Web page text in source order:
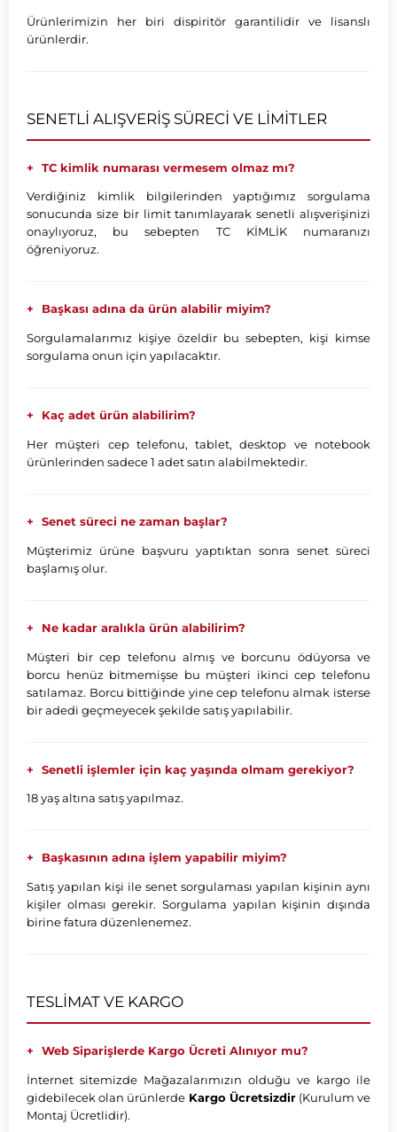
Ürünlerimizin her biri dispiritör garantilidir ve lisanslı
ürünlerdir.
SENETLİ ALIŞVERİŞ SÜRECİ VE LİMİTLER
TC kimlik numarası vermesem olmaz mı?
Verdiğiniz kimlik bilgilerinden yaptığımız sorgulama
sonucunda size bir limit tanımlayarak senetli alışverişinizi
onaylıyoruz, bu sebepten TC KİMLİK numaranızı
öğreniyoruz.
Başkası adına da ürün alabilir miyim?
Sorgulamalarımız kişiye özeldir bu sebepten, kişi kimse
sorgulama onun için yapılacaktır.
Kaç adet ürün alabilirim?
Her müşteri cep telefonu, tablet, desktop ve notebook
ürünlerinden sadece 1 adet satın alabilmektedir.
Senet süreci ne zaman başlar?
Müşterimiz ürüne başvuru yaptıktan sonra senet süreci
başlamış olur.
Ne kadar aralıkla ürün alabilirim?
Müşteri bir cep telefonu almış ve borcunu ödüyorsa ve
borcu henüz bitmemişse bu müşteri ikinci cep telefonu
satılamaz. Borcu bittiğinde yine cep telefonu almak isterse
bir adedi geçmeyecek şekilde satış yapılabilir.
Senetli işlemler için kaç yaşında olmam gerekiyor?
18 yaş altına satış yapılmaz.
Başkasının adına işlem yapabilir miyim?
Satış yapılan kişi ile senet sorgulaması yapılan kişinin aynı
kişiler olması gerekir. Sorgulama yapılan kişinin dışında
birine fatura düzenlenemez.
TESLİMAT VE KARGO
Web Siparişlerde Kargo Ücreti Alınıyor mu?
İnternet sitemizde Mağazalarımızın olduğu ve kargo ile
gidebilecek olan ürünlerde Kargo Ücretsizdir(Kurulum ve
Montaj Ücretlidir).